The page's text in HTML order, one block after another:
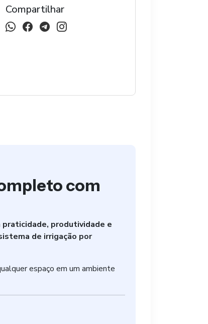
Compartilhar
com
praticidade, produtividade e
de irrigação por
espaço em um ambiente